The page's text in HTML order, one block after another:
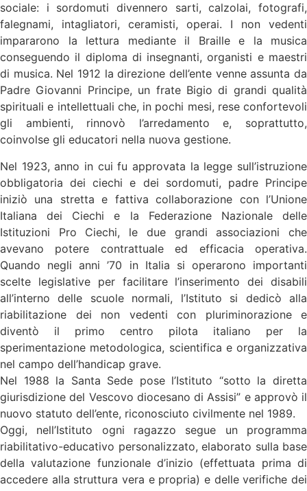
sociale: i sordomuti divennero sarti, calzolai, fotografi,
falegnami, intagliatori, ceramisti, operai. I non vedenti
impararono la lettura mediante il Braille e la musica
conseguendo il diploma di insegnanti, organisti e maestri
di musica. Nel 1912 la direzione dell’ente venne assunta da
Padre Giovanni Principe, un frate Bigio di grandi qualità
spirituali e intellettuali che, in pochi mesi, rese confortevoli
gli ambienti, rinnovò l’arredamento e, soprattutto,
coinvolse gli educatori nella nuova gestione.
Nel 1923, anno in cui fu approvata la legge sull’istruzione
obbligatoria dei ciechi e dei sordomuti, padre Principe
iniziò una stretta e fattiva collaborazione con l’Unione
Italiana dei Ciechi e la Federazione Nazionale delle
Istituzioni Pro Ciechi, le due grandi associazioni che
avevano potere contrattuale ed efficacia operativa.
Quando negli anni ’70 in Italia si operarono importanti
scelte legislative per facilitare l’inserimento dei disabili
all’interno delle scuole normali, l’Istituto si dedicò alla
riabilitazione dei non vedenti con pluriminorazione e
diventò il primo centro pilota italiano per la
sperimentazione metodologica, scientifica e organizzativa
nel campo dell’handicap grave.
Nel 1988 la Santa Sede pose l’Istituto “sotto la diretta
giurisdizione del Vescovo diocesano di Assisi” e approvò il
nuovo statuto dell’ente, riconosciuto civilmente nel 1989.
Oggi, nell’Istituto ogni ragazzo segue un programma
riabilitativo-educativo personalizzato, elaborato sulla base
della valutazione funzionale d’inizio (effettuata prima di
accedere alla struttura vera e propria) e delle verifiche dei